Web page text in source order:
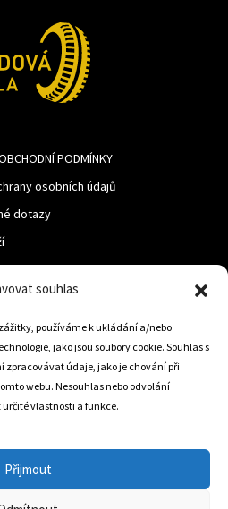
souhlas
používáme k ukládání a/nebo
jako jsou soubory cookie. Souhlas s
údaje, jako je chování při
webu. Nesouhlas nebo odvolání
vlastnosti a funkce.
Přijmout
PODMÍNKY
osobních údajů
dotazy
518,